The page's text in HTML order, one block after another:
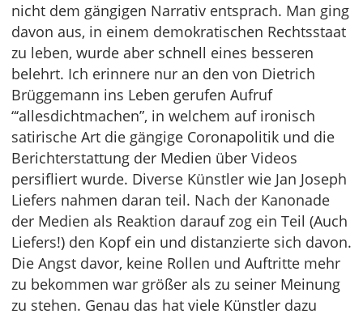
nicht dem gängigen Narrativ entsprach. Man ging
davon aus, in einem demokratischen Rechtsstaat
zu leben, wurde aber schnell eines besseren
belehrt. Ich erinnere nur an den von Dietrich
Brüggemann ins Leben gerufen Aufruf
“‘allesdichtmachen”, in welchem auf ironisch
satirische Art die gängige Coronapolitik und die
Berichterstattung der Medien über Videos
persifliert wurde. Diverse Künstler wie Jan Joseph
Liefers nahmen daran teil. Nach der Kanonade
der Medien als Reaktion darauf zog ein Teil (Auch
Liefers!) den Kopf ein und distanzierte sich davon.
Die Angst davor, keine Rollen und Auftritte mehr
zu bekommen war größer als zu seiner Meinung
zu stehen. Genau das hat viele Künstler dazu